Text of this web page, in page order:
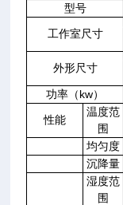
型号
工作室尺寸
外形尺寸
功率（kw）
性能
温度范
围
均匀度
沉降量
湿度范
围